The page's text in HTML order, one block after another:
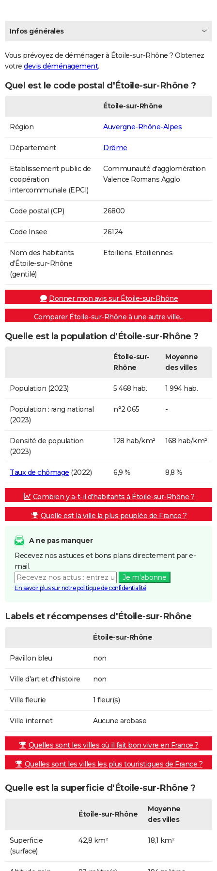
Infos générales
Vous prévoyez de déménager à Étoile-sur-Rhône ? Obtenez
votre devis déménagement.
Quel est le code postal d'Étoile-sur-Rhône ?
Étoile-sur-Rhône
Région Auvergne-Rhône-Alpes
Département Drôme
Etablissement public de
coopération
intercommunale (EPCI)
Communauté d'agglomération
Valence Romans Agglo
Code postal (CP) 26800
Code Insee 26124
Nom des habitants
d'Étoile-sur-Rhône
(gentilé)
Etoiliens, Etoiliennes
Donner mon avis sur Étoile-sur-Rhône
Comparer Étoile-sur-Rhône à une autre ville...
Quelle est la population d'Étoile-sur-Rhône ?
Étoile-sur-
Rhône
Moyenne
des villes
Population (2023) 5 468 hab. 1 994 hab.
Population : rang national
(2023)
n°2 065 -
Densité de population
(2023)
128 hab/km² 168 hab/km²
Taux de chômage (2022) 6,9 % 8,8 %
Combien y a-t-il d'habitants à Étoile-sur-Rhône ?
Quelle est la ville la plus peuplée de France ?
A ne pas manquer
Recevez nos astuces et bons plans directement par e-
mail.
Je m'abonne
En savoir plus sur notre politique de confidentialité
Labels et récompenses d'Étoile-sur-Rhône
Étoile-sur-Rhône
Pavillon bleu non
Ville d'art et d'histoire non
Ville fleurie 1 fleur(s)
Ville internet Aucune arobase
Quelles sont les villes où il fait bon vivre en France ?
Quelles sont les villes les plus touristiques de France ?
Quelle est la superficie d'Étoile-sur-Rhône ?
Étoile-sur-Rhône
Moyenne
des villes
Superficie
(surface)
42,8 km² 18,1 km²